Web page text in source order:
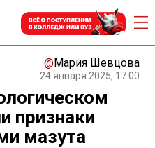
@Мария Шевцова
24 января 2025, 17:00
признаки
мазута